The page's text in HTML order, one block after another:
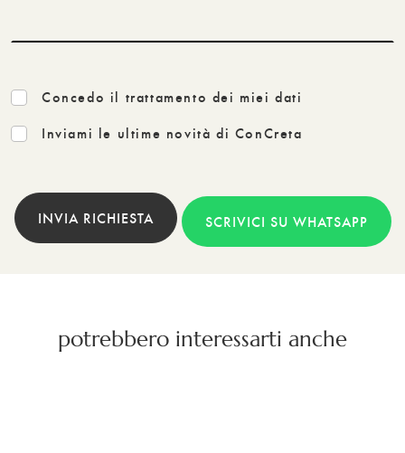
Concedo il trattamento dei miei dati
Inviami le ultime novità di ConCreta
INVIA RICHIESTA SCRIVICI SU WHATSAPP
potrebbero interessarti anche